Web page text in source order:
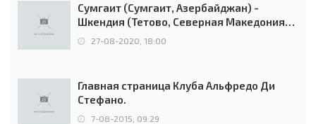
Сумгаит (Сумгаит, Азербайджан) -
Шкендия (Тетово, Северная Македония) -
0:2 (0:0)
27-08-2020, 18:00
Главная страница Клуба Альфредо Ди
Стефано.
7-08-2015, 09:29